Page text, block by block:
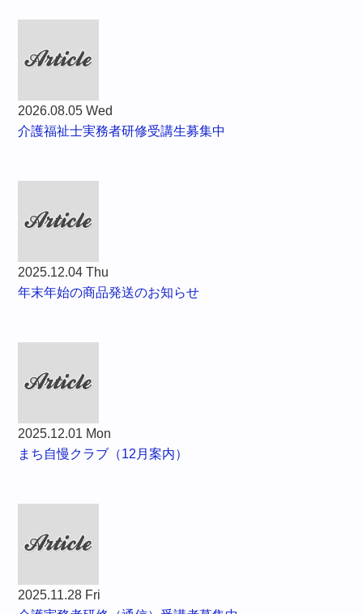
2026.08.05 Wed
介護福祉士実務者研修受講生募集中
2025.12.04 Thu
年末年始の商品発送のお知らせ
2025.12.01 Mon
まち自慢クラブ（12月案内）
2025.11.28 Fri